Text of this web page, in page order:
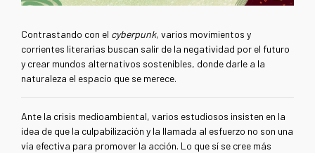
Contrastando con el cyberpunk, varios movimientos y
corrientes literarias buscan salir de la negatividad por el futuro
y crear mundos alternativos sostenibles, donde darle a la
naturaleza el espacio que se merece.
Ante la crisis medioambiental, varios estudiosos insisten en la
idea de que la culpabilización y la llamada al esfuerzo no son una
vía efectiva para promover la acción. Lo que sí se cree más